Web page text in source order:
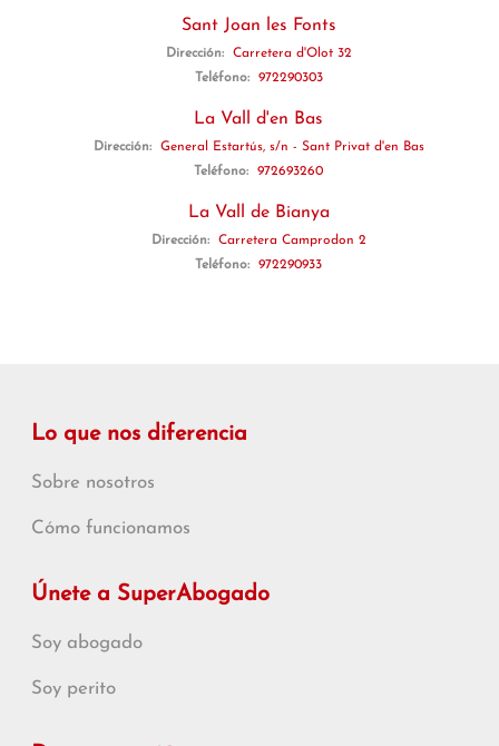
Sant Joan les Fonts
Dirección:
Carretera d'Olot 32
Teléfono:
972290303
La Vall d'en Bas
Dirección:
General Estartús, s/n - Sant Privat d'en Bas
Teléfono:
972693260
La Vall de Bianya
Dirección:
Carretera Camprodon 2
Teléfono:
972290933
Lo que nos diferencia
Sobre nosotros
Cómo funcionamos
Únete a SuperAbogado
Soy abogado
Soy perito